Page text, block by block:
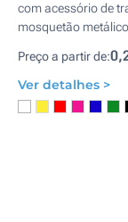
com acessório de
mosquetão
Preço a partir de:
Ver detalhes >